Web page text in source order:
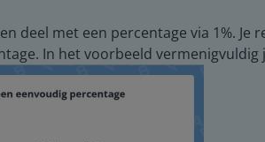
deel met een percentage via 1%.
In het voorbeeld vermenigvuldig